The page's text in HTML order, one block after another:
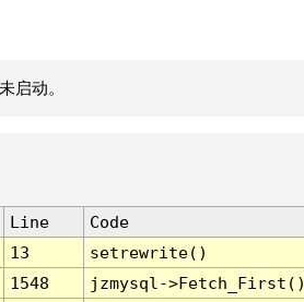
启动。
Line
Code
13
setrewrite()
1548
jzmysql-